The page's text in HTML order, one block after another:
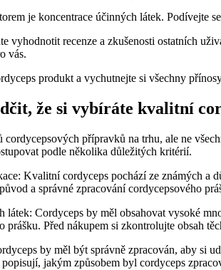
je koncentrace účinných látek. Podívejte
vyhodnotit recenze a zkušenosti ostatních
vás.
produkt a vychutnejte si všechny
že si vybíráte kvalitní
cordycepsových přípravků na trhu, ale ne
podle několika důležitých kritérií.
Kvalitní cordyceps pochází ze známých a
a správné zpracování cordycepsového
látek: Cordyceps by měl obsahovat vysoké
prášku. Před nákupem si zkontrolujte obsah
by měl být správně zpracován, aby si
jakým způsobem byl cordyceps